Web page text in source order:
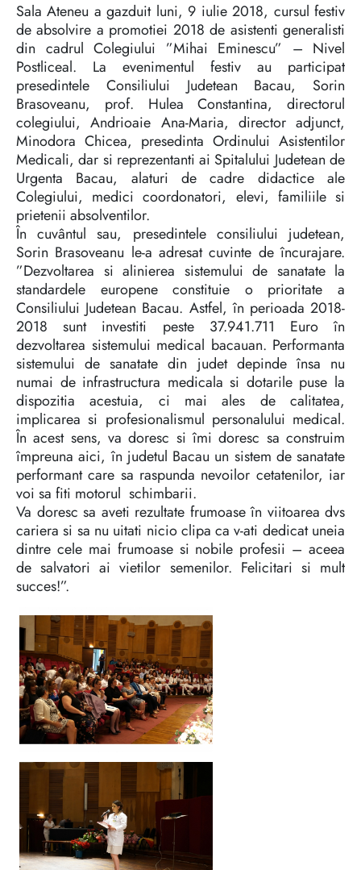
Sala Ateneu a gazduit luni, 9 iulie 2018, cursul festiv
de absolvire a promotiei 2018 de asistenti generalisti
din cadrul Colegiului ”Mihai Eminescu” – Nivel
Postliceal. La evenimentul festiv au participat
presedintele Consiliului Judetean Bacau, Sorin
Brasoveanu, prof. Hulea Constantina, directorul
colegiului, Andrioaie Ana-Maria, director adjunct,
Minodora Chicea, presedinta Ordinului Asistentilor
Medicali, dar si reprezentanti ai Spitalului Judetean de
Urgenta Bacau, alaturi de cadre didactice ale
Colegiului, medici coordonatori, elevi, familiile si
prietenii absolventilor.
În cuvântul sau, presedintele consiliului judetean,
Sorin Brasoveanu le-a adresat cuvinte de încurajare.
”Dezvoltarea si alinierea sistemului de sanatate la
standardele europene constituie o prioritate a
Consiliului Judetean Bacau. Astfel, în perioada 2018-
2018 sunt investiti peste 37.941.711 Euro în
dezvoltarea sistemului medical bacauan. Performanta
sistemului de sanatate din judet depinde însa nu
numai de infrastructura medicala si dotarile puse la
dispozitia acestuia, ci mai ales de calitatea,
implicarea si profesionalismul personalului medical.
În acest sens, va doresc si îmi doresc sa construim
împreuna aici, în judetul Bacau un sistem de sanatate
performant care sa raspunda nevoilor cetatenilor, iar
voi sa fiti motorul schimbarii.
Va doresc sa aveti rezultate frumoase în viitoarea dvs
cariera si sa nu uitati nicio clipa ca v-ati dedicat uneia
dintre cele mai frumoase si nobile profesii – aceea
de salvatori ai vietilor semenilor. Felicitari si mult
succes!”.